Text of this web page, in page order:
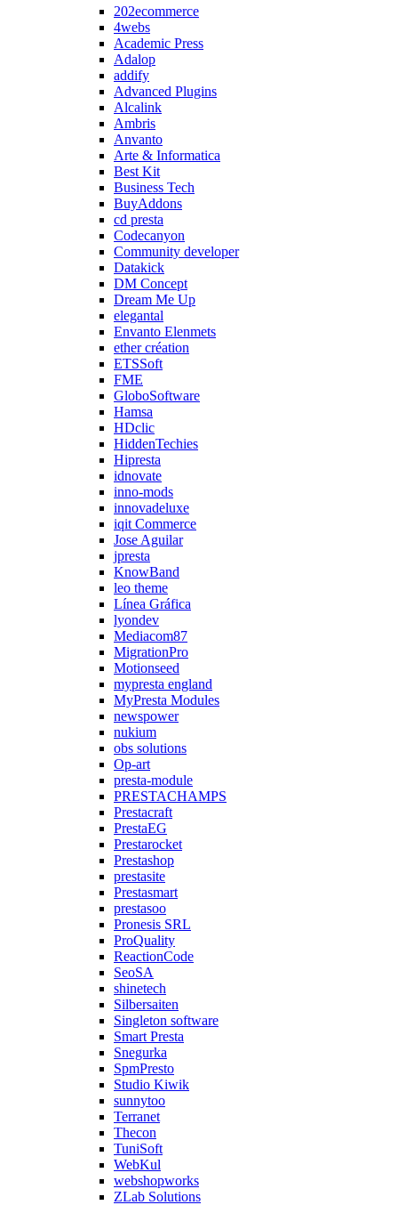
202ecommerce
4webs
Academic Press
Adalop
addify
Advanced Plugins
Alcalink
Ambris
Anvanto
Arte & Informatica
Best Kit
Business Tech
BuyAddons
cd presta
Codecanyon
Community developer
Datakick
DM Concept
Dream Me Up
elegantal
Envanto Elenmets
ether création
ETSSoft
FME
GloboSoftware
Hamsa
HDclic
HiddenTechies
Hipresta
idnovate
inno-mods
innovadeluxe
iqit Commerce
Jose Aguilar
jpresta
KnowBand
leo theme
Línea Gráfica
lyondev
Mediacom87
MigrationPro
Motionseed
mypresta england
MyPresta Modules
newspower
nukium
obs solutions
Op-art
presta-module
PRESTACHAMPS
Prestacraft
PrestaEG
Prestarocket
Prestashop
prestasite
Prestasmart
prestasoo
Pronesis SRL
ProQuality
ReactionCode
SeoSA
shinetech
Silbersaiten
Singleton software
Smart Presta
Snegurka
SpmPresto
Studio Kiwik
sunnytoo
Terranet
Thecon
TuniSoft
WebKul
webshopworks
ZLab Solutions